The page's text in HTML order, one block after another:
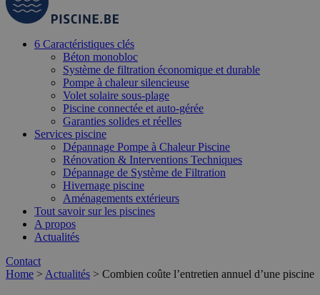
6 Caractéristiques clés
Béton monobloc
Système de filtration économique et durable
Pompe à chaleur silencieuse
Volet solaire sous-plage
Piscine connectée et auto-gérée
Garanties solides et réelles
Services piscine
Dépannage Pompe à Chaleur Piscine
Rénovation & Interventions Techniques
Dépannage de Système de Filtration
Hivernage piscine
Aménagements extérieurs
Tout savoir sur les piscines
A propos
Actualités
Contact
Home > Actualités > Combien coûte l’entretien annuel d’une piscine